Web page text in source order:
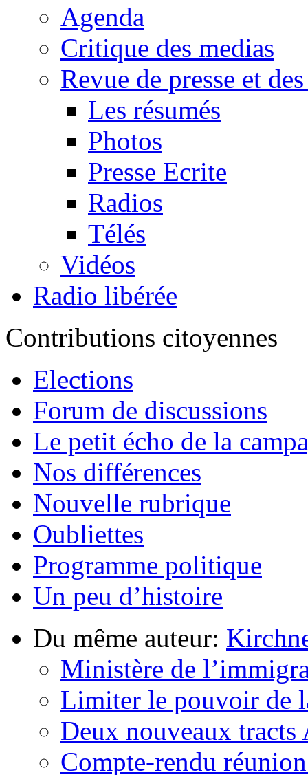
Agenda
Critique des medias
Revue de presse et
Les résumés
Photos
Presse Ecrite
Radios
Télés
Vidéos
Radio libérée
Contributions citoyennes
Elections
Forum de discussions
Le petit écho de la
Nos différences
Nouvelle rubrique
Oubliettes
Programme politique
Un peu d’histoire
Du même auteur:
Ministère de
Limiter le pouvoir de
Deux nouveaux tracts
Compte-rendu